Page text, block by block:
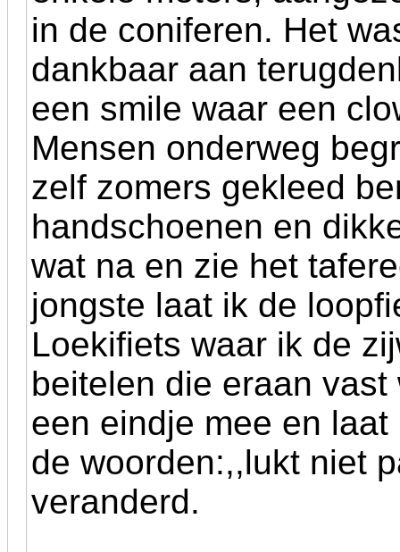
in de coniferen. Het
dankbaar aan
een smile waar een
Mensen onderweg
zelf zomers gekleed
handschoenen en
wat na en zie het
jongste laat ik de
Loekifiets waar ik de
beitelen die eraan
een eindje mee en
de woorden:,,lukt niet
veranderd.